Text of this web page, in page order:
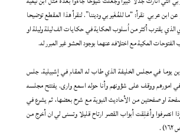
ابن عربي نقرأ: “ما للمُغَيربي وديننا”. لنقرأ هذا المقطع توضيحا
الذي يقترب أكثر من اُسلوب الحكاية في حكايات الف ليلة وليلة او
المكية مع اختلافه عنهما بوجود الحشو غير المبرر له.
في مجلس الخليفة الذي طاب له المقام في إشبيلية. جلس
امورهم ووقف على شؤونهم وأنا حوله اسمع وارى. يفتتح مجلسه
صفحة او صفحتين من الأحاديث النبوية مع شرح بعضها، ثم يشرع في
انصرفوا وأغلِقت أبواب القصر ارتاح قليلا وتسنى لي ان أخرج من
.